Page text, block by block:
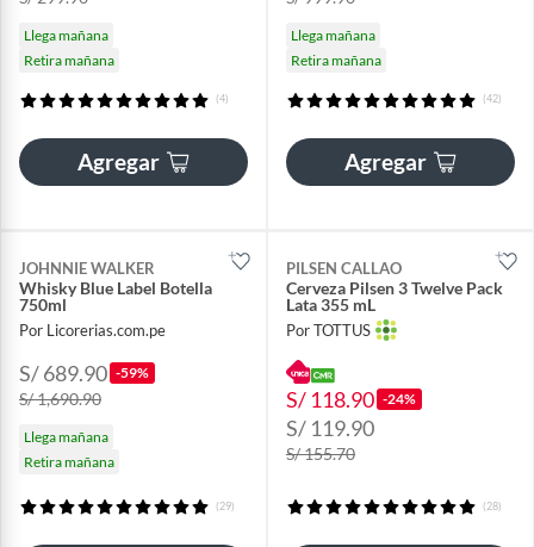
Llega mañana
Retira mañana
(4)
Agregar
Llega mañana
Retira mañana
(42)
Agregar
JOHNNIE WALKER
Whisky Blue Label Botella
750ml
Por Licorerias.com.pe
S/ 689.90 -59%
S/ 1,690.90
Llega mañana
Retira mañana
(29)
PILSEN CALLAO
Cerveza Pilsen 3 Twelve Pack
Lata 355 mL
Por TOTTUS
S/ 118.90 -24%
S/ 119.90
S/ 155.70
(28)